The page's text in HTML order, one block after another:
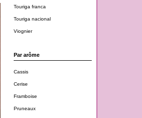
Touriga franca
Touriga nacional
Viognier
Par arôme
Cassis
Cerise
Framboise
Pruneaux